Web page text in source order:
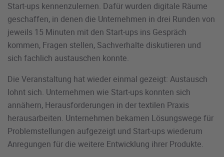
Start-ups kennenzulernen. Dafür wurden digitale Räume
geschaffen, in denen die Unternehmen in drei Runden von
jeweils 15 Minuten mit den Start-ups ins Gespräch
kommen, Fragen stellen, Sachverhalte diskutieren und
sich fachlich austauschen konnte.
Die Veranstaltung hat wieder einmal gezeigt: Austausch
lohnt sich. Unternehmen wie Start-ups konnten sich
annähern, Herausforderungen in der textilen Praxis
herausarbeiten. Unternehmen bekamen Lösungswege für
Problemstellungen aufgezeigt und Start-ups wiederum
Anregungen für die weitere Entwicklung ihrer Produkte.